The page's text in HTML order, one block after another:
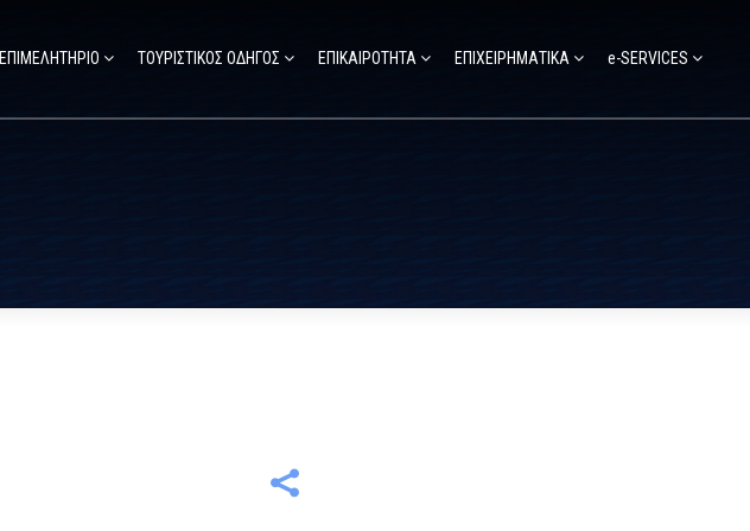
ΕΠΙΜΕΛΗΤΗΡΙΟ ΤΟΥΡΙΣΤΙΚΟΣ ΟΔΗΓΟΣ ΕΠΙΚΑΙΡΟΤΗΤΑ ΕΠΙΧΕΙΡΗΜΑΤΙΚΑ e-SERVICES